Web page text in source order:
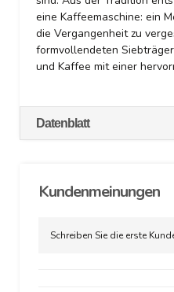
eine Kaffeemaschine: ein
die Vergangenheit zu
formvollendeten
und Kaffee mit einer
Datenblatt
Kundenmeinungen
Schreiben Sie die erste